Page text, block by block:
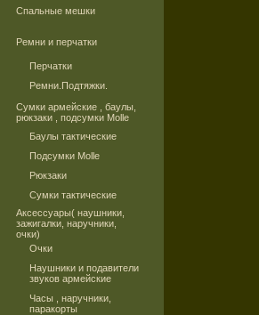
Спальные мешки
Ремни и перчатки
Перчатки
Ремни.Подтяжки.
Сумки армейские , баулы,
рюкзаки , подсумки Molle
Баулы тактические
Подсумки Molle
Рюкзаки
Сумки тактические
Аксессуары( наушники,
зажигалки, наручники,
очки)
Очки
Наушники и подавители
звуков армейские
Часы , наручники,
паракорты